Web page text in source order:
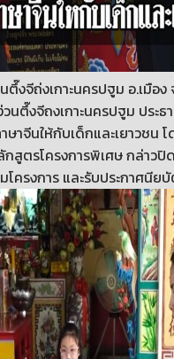
งจีถ่งเกาะนครปฐูม อ.เมือ
นตึ๊งจีถงเกาะนครปฐูม ประ
าจีนให้กับเด็กและเยาวชน
รโครงการพิเศษ กล่าวปิ
โครงการ และรับประกาศนีย